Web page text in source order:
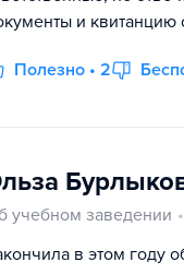
и квитанцию
Полезно • 2
учебном заведении
в этом году